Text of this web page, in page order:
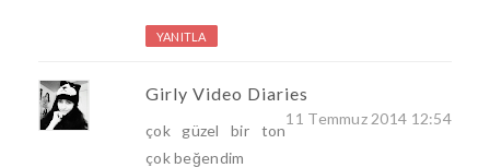
YANITLA
Girly Video Diaries
11 Temmuz 2014 12:54
çok güzel bir ton
çok beğendim